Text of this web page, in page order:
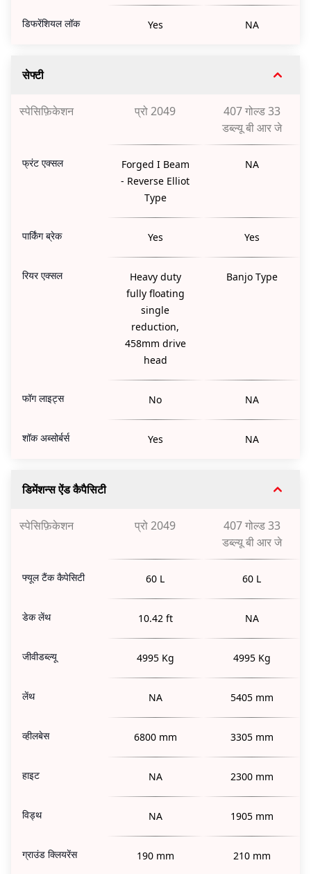
डिफरेंशियल लॉक Yes NA
सेफ्टी
स्पेसिफ़िकेशन प्रो 2049
407 गोल्ड 33
डब्ल्यू बी आर जे
फ्रंट एक्सल
Forged I Beam
- Reverse Elliot
Type
NA
पार्किंग ब्रेक Yes Yes
रियर एक्सल
Heavy duty
fully floating
single
reduction,
458mm drive
head
Banjo Type
फॉग लाइट्स No NA
शॉक अब्सोर्बर्स Yes NA
डिमेंशन्स ऐंड कैपैसिटी
स्पेसिफ़िकेशन प्रो 2049
407 गोल्ड 33
डब्ल्यू बी आर जे
फ्यूल टैंक कैपेसिटी 60 L 60 L
डेक लेंथ 10.42 ft NA
जीवीडब्ल्यू 4995 Kg 4995 Kg
लेंथ NA 5405 mm
व्हीलबेस 6800 mm 3305 mm
हाइट NA 2300 mm
विड्थ NA 1905 mm
ग्राउंड क्लियरेंस 190 mm 210 mm